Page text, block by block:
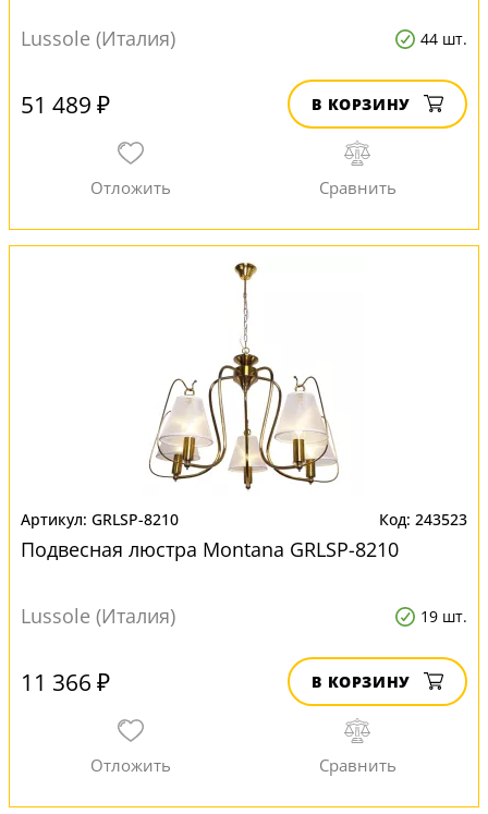
Lussole (Италия) 44 шт.
51 489 ₽ В КОРЗИНУ
GRLSP-8210 243523
Подвесная люстра Montana GRLSP-8210
Lussole (Италия) 19 шт.
11 366 ₽ В КОРЗИНУ